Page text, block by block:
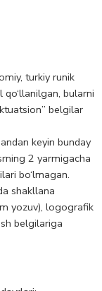
turkiy runik
bularni
belgilar
keyin bunday
2 yarmigacha
bo‘lmagan.
shakllana
yozuv), logografik
belgilariga